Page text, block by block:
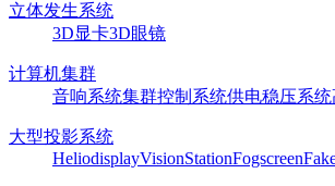
立体发生系统
3D显卡3D眼镜
计算机集群
音响系统集群控制系统供电稳压系统
大型投影系统
HeliodisplayVisionStationFogscreen